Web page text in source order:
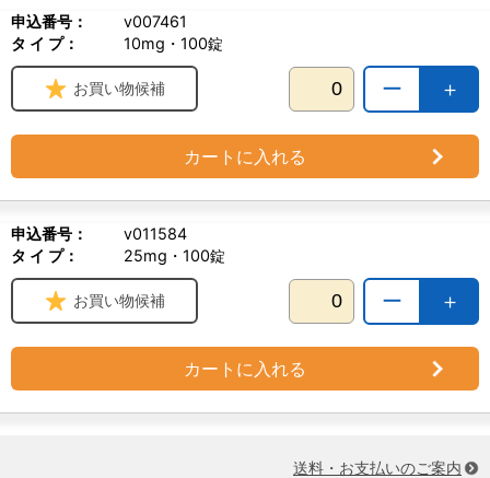
申込番号：
v007461
タ イ プ：
10mg・100錠
＋
ー
お買い物候補
カートに入れる
申込番号：
v011584
タ イ プ：
25mg・100錠
＋
ー
お買い物候補
カートに入れる
送料・お支払いのご案内